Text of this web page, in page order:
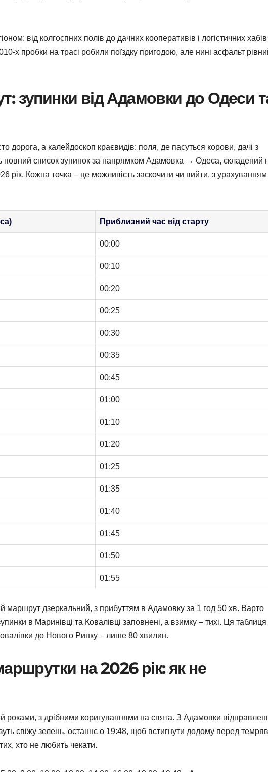
від колгоспних полів до дачних кооперативів і логістичних хабів
х пробки на трасі робили поїздку пригодою, але нині асфальт
зупинки від Адамовки до Одеси
дорога, а калейдоскоп краєвидів: поля, де пасуться корови, дачі з
список зупинок за напрямком Адамовка → Одеса, складений
рік. Кожна точка – це можливість заскочити чи вийти, з
Приблизний час від старту
00:00
00:10
00:20
00:25
00:30
00:35
00:45
01:00
01:10
01:20
01:25
01:35
01:40
01:45
01:50
01:55
маршрут дзеркальний, з прибуттям в Адамовку за 1 год 50 хв. Варто
в Маринівці та Ковалівці заповнені, а взимку – тихі. Ця таблиця
до Нового Ринку – лише 80 хвилин.
на 2026 рік: як не
роками, з дрібними коригуваннями на свята. З Адамовки
свіжу зелень, останнє о 19:48, щоб встигнути додому перед
хто не любить чекати.